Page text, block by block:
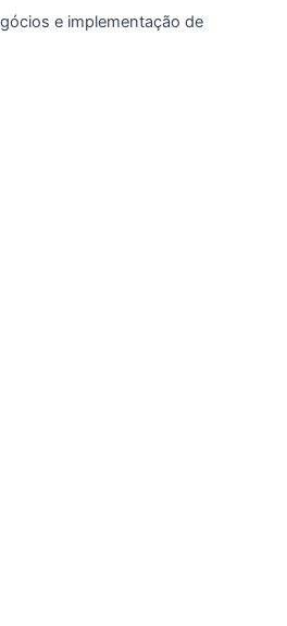
e implementação de